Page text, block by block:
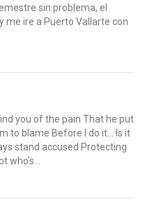
sin problema, el
me ire a Puerto Vallarte con
you of the pain That he put
to blame Before I do it... Is it
stand accused Protecting
who's...